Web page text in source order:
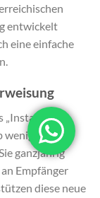
entwickelt
eine einfache
„Instant
weniger
ganzjährig
Empfänger
diese neue